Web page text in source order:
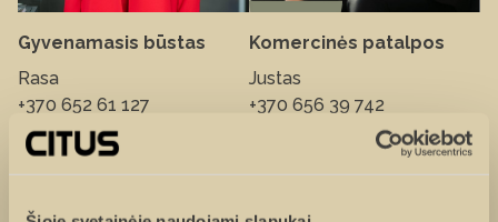
Gyvenamasis būstas
Rasa
+370 652 61 127
Komercinės patalpos
Justas
+370 656 39 742